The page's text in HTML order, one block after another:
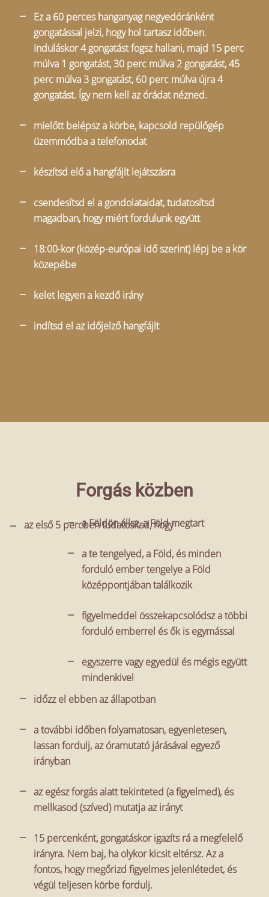
Ez a 60 perces hanganyag negyedóránként
gongatással jelzi, hogy hol tartasz időben.
Induláskor 4 gongatást fogsz hallani, majd 15 perc
múlva 1 gongatást, 30 perc múlva 2 gongatást, 45
perc múlva 3 gongatást, 60 perc múlva újra 4
gongatást. Így nem kell az órádat nézned.
mielőtt belépsz a körbe, kapcsold repülőgép
üzemmódba a telefonodat
készítsd elő a hangfájlt lejátszásra
csendesítsd el a gondolataidat, tudatosítsd
magadban, hogy miért fordulunk együtt
18:00-kor (közép-európai idő szerint) lépj be a kör
közepébe
kelet legyen a kezdő irány
indítsd el az időjelző hangfájlt
Forgás közben
az első 5 percben tudatosítsd, hogy
a Földön állsz, a Föld megtart
a te tengelyed, a Föld, és minden
forduló ember tengelye a Föld
középpontjában találkozik
figyelmeddel összekapcsolódsz a többi
forduló emberrel és ők is egymással
egyszerre vagy egyedül és mégis együtt
mindenkivel
időzz el ebben az állapotban
a további időben folyamatosan, egyenletesen,
lassan fordulj, az óramutató járásával egyező
irányban
az egész forgás alatt tekinteted (a figyelmed), és
mellkasod (szíved) mutatja az irányt
15 percenként, gongatáskor igazíts rá a megfelelő
irányra. Nem baj, ha olykor kicsit eltérsz. Az a
fontos, hogy megőrizd figyelmes jelenlétedet, és
végül teljesen körbe fordulj.